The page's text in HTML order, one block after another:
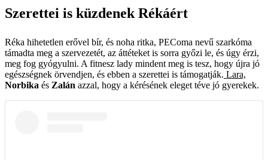
Szerettei is küzdenek Rékáért
Réka hihetetlen erővel bír, és noha ritka, PEComa nevű szarkóma
támadta meg a szervezetét, az áttéteket is sorra győzi le, és úgy érzi,
meg fog gyógyulni. A fitnesz lady mindent meg is tesz, hogy újra jó
egészségnek örvendjen, és ebben a szerettei is támogatják. Lara,
Norbika és Zalán azzal, hogy a kérésének eleget téve jó gyerekek.